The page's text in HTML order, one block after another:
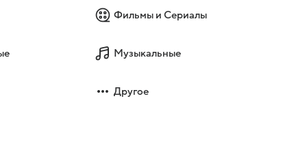
Фильмы и Сериалы
Музыкальные
Другое